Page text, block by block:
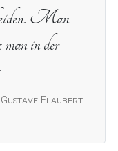
Gustave Flaubert
Man
in der